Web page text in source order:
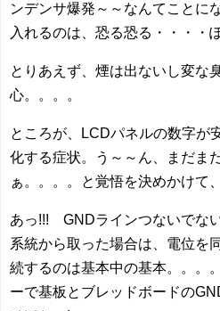
ンデンサ爆発～～なんてことに
入れるのは、恐る恐る・・・・
とりあえず、煙は出ないし変な
心。。。。
ところが、LCDパネルの数字が
化する症状。う～～ん、まだま
ぁ。。。。と覚悟を決めかけて
あっ!!! GNDラインつないでな
系統から取った場合は、電位を
続するのは基本中の基本。。。
ーで基板とブレッドボードの